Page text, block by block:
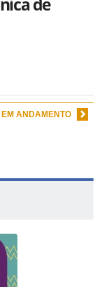
ANDAMENTO